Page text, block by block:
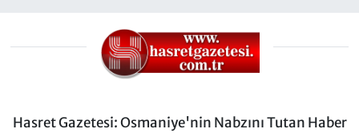
Hasret Gazetesi: Osmaniye'nin Nabzını Tutan Haber